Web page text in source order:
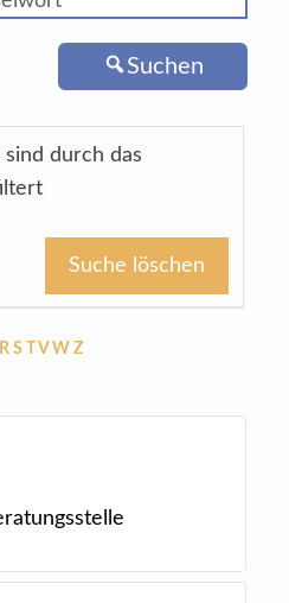
Suchen
sind durch das
Suche löschen
R S V W Z